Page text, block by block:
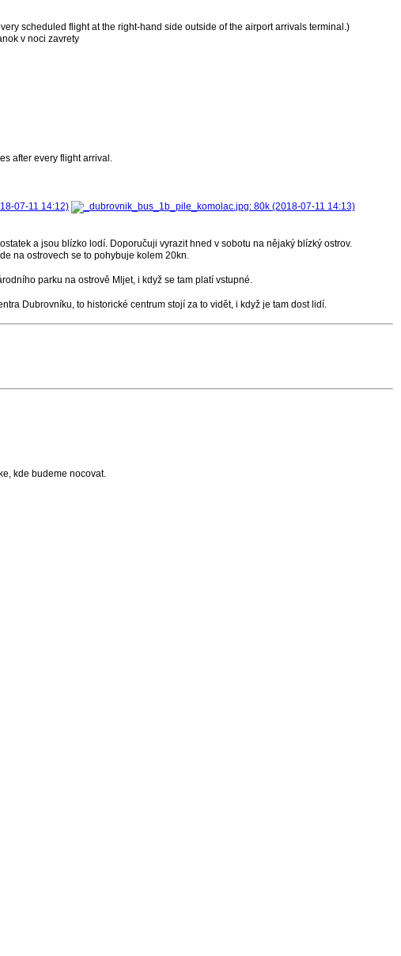
scheduled flight at the right-hand side outside of the airport arrivals terminal.)
v noci zavrety
after every flight arrival.
a jsou blízko lodí. Doporučuji vyrazit hned v sobotu na nějaký blízký ostrov.
na ostrovech se to pohybuje kolem 20kn.
parku na ostrově Mljet, i když se tam platí vstupné.
Dubrovníku, to historické centrum stojí za to vidět, i když je tam dost lidí.
kde budeme nocovat.